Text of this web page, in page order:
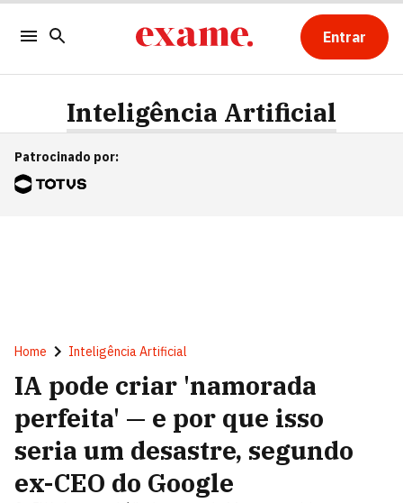
Entrar
Inteligência Artificial
Patrocinado por:
Home Inteligência Artificial
IA pode criar 'namorada
perfeita' — e por que isso
seria um desastre, segundo
ex-CEO do Google